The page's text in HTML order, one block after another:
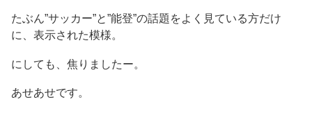
たぶん”サッカー”と”能登”の話題をよく見ている方だけ
に、表示された模様。
にしても、焦りましたー。
あせあせです。